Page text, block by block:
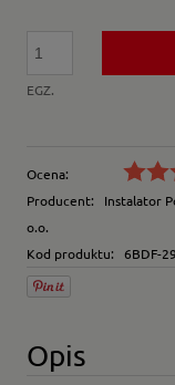
EGZ.
Ocena:
Producent:
Instalator
o.o.
Kod produktu:
6BDF-
Opis